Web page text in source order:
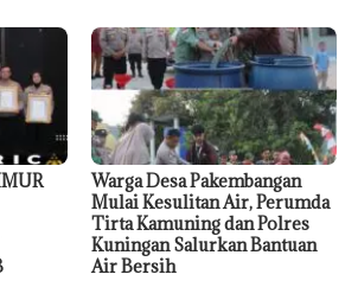
Warga Desa Pakembangan
Mulai Kesulitan Air, Perumda
Tirta Kamuning dan Polres
Kuningan Salurkan Bantuan
Air Bersih